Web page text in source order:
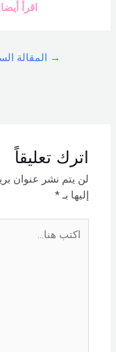
اقرأ
→ المقالة
اترك تعليقاً
لن يتم نشر عنوان
إليها بـ*
هنا...